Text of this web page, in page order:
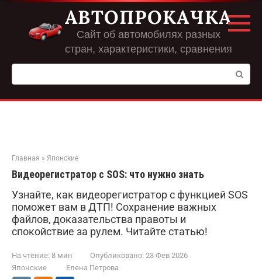
Перейти
контенту
АВТОПРОКАЧКА
Сайт об автомобилях разных
стран, характеристики, сравнения
Поиск:
Главная » Японские
Видеорегистратор с SOS: что нужно знать
Узнайте, как видеорегистратор с функцией SOS
поможет вам в ДТП! Сохранение важных
файлов, доказательства правоты и
спокойствие за рулем. Читайте статью!
На чтение: 8 мин Опубликовано: 23 Фев 2026
Японские
Елена Петрова